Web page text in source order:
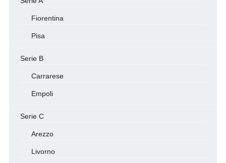
Fiorentina
Pisa
Serie B
Carrarese
Empoli
Serie C
Arezzo
Livorno